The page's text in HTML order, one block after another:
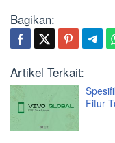
Bagikan:
Artikel Terkait:
Fitur